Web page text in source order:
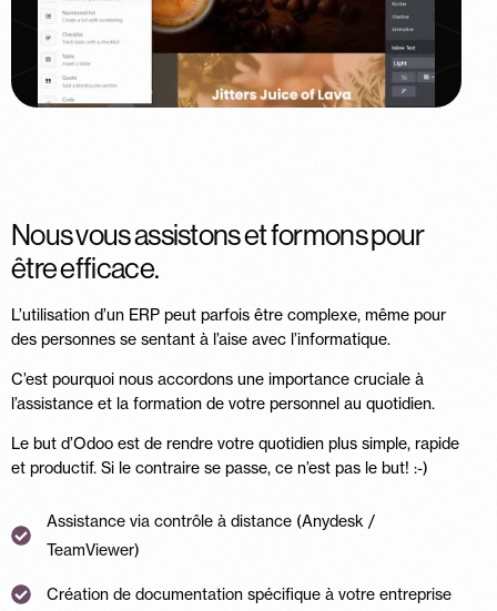
Nous vous assistons et formons pour
être efficace.
L’utilisation d’un ERP peut parfois être complexe, même pour
des personnes se sentant à l’aise avec l’informatique.
C’est pourquoi nous accordons une importance cruciale à
l’assistance et la formation de votre personnel au quotidien.
Le but d’Odoo est de rendre votre quotidien plus simple, rapide
et productif. Si le contraire se passe, ce n’est pas le but! :-)
Assistance via contrôle à distance (Anydesk /
TeamViewer)
Création de documentation spécifique à votre entreprise